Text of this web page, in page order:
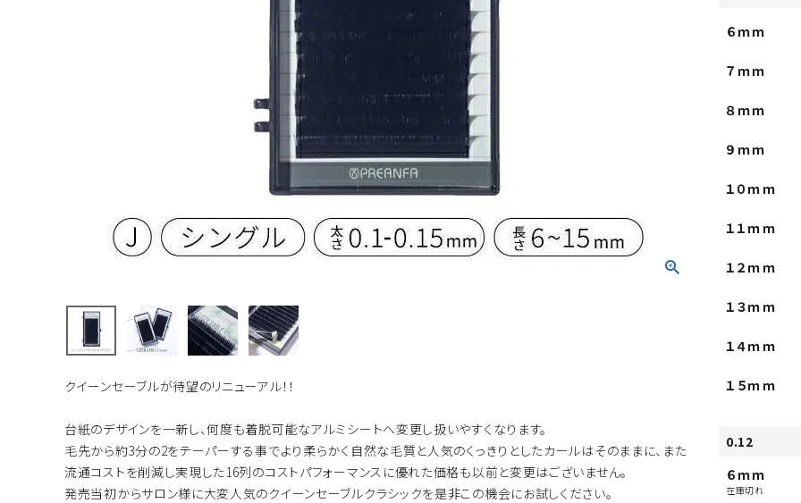
クイーンセーブルが待望のリニューアル！！
台紙のデザインを一新し、何度も着脱可能なアルミシートへ変更し扱いやすくなります。
毛先から約3分の2をテーパーする事でより柔らかく自然な毛質と人気のくっきりとしたカールはそのままに、また
流通コストを削減し実現した16列のコストパフォーマンスに優れた価格も以前と変更はございません。
発売当初からサロン様に大変人気のクイーンセーブルクラシックを是非この機会にお試しください。
６ｍｍ
７ｍｍ
８ｍｍ
９ｍｍ
１０ｍｍ
１１ｍｍ
１２ｍｍ
１３ｍｍ
１４ｍｍ
１５ｍｍ
0.12
６ｍｍ
在庫切れ